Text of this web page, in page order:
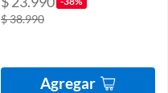
$ 38.990
Agregar